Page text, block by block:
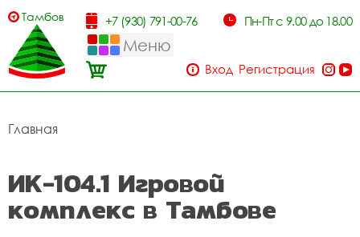
Тамбов +7 (930) 791-00-76 Пн-Пт с 9.00 до 18.00
Меню
Вход Регистрация
Главная
ИК-104.1 Игровой
комплекс в Тамбове